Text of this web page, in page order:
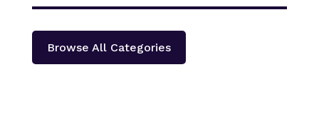
Browse All Categories